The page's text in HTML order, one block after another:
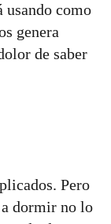
usando como
genera
de saber
Pero
dormir no lo